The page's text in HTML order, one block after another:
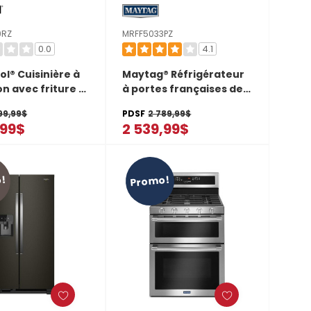
0.0
Cuisinière à
avec friture à
MRFF5033PZ
4.1
Maytag® Réfrigérateur
à portes françaises de
d’eau - 22 pi cu
MRFF5033PZ
PDSF 2 789,99$
2 539,99$
Promo!